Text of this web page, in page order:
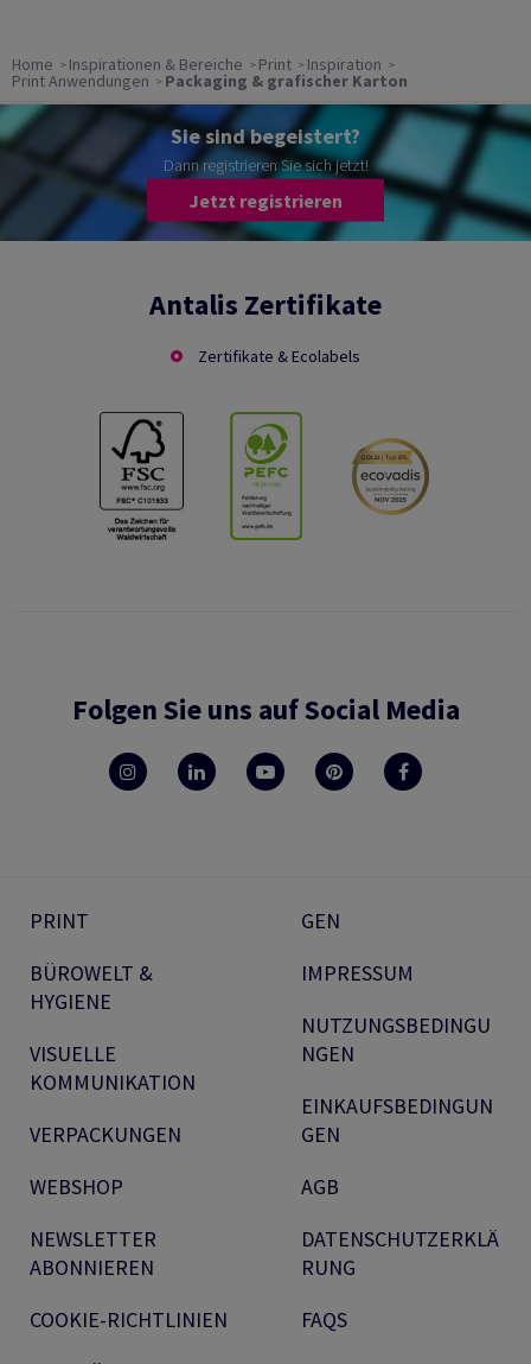
Home Inspirationen & Bereiche Print Inspiration
Print Anwendungen Packaging & grafischer Karton
Sie sind begeistert?
Dann registrieren Sie sich jetzt!
Jetzt registrieren
Antalis Zertifikate
Zertifikate & Ecolabels
Folgen Sie uns auf Social Media
PRINT
BÜROWELT &
HYGIENE
VISUELLE
KOMMUNIKATION
VERPACKUNGEN
WEBSHOP
NEWSLETTER
ABONNIEREN
COOKIE-RICHTLINIEN
GEN
IMPRESSUM
NUTZUNGSBEDINGU
NGEN
EINKAUFSBEDINGUN
GEN
AGB
DATENSCHUTZERKLÄ
RUNG
FAQS